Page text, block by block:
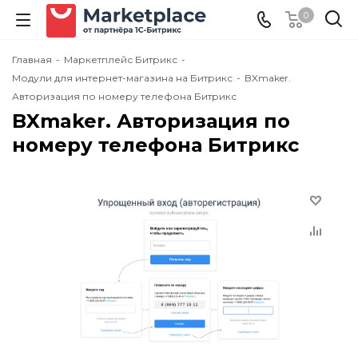
0
Главная - Маркетплейс Битрикс -
Модули для интернет-магазина на Битрикс - BXmaker.
Авторизация по номеру телефона Битрикс
BXmaker. Авторизация по
номеру телефона Битрикс